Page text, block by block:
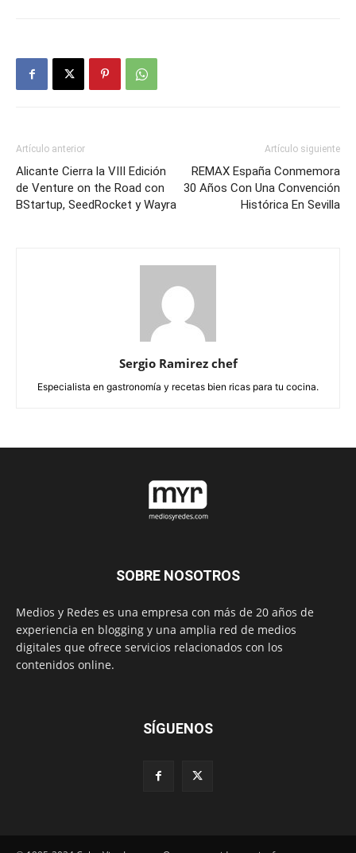
Artículo anterior
Alicante Cierra la VIII Edición
de Venture on the Road con
BStartup, SeedRocket y Wayra
Artículo siguiente
REMAX España Conmemora
30 Años Con Una Convención
Histórica En Sevilla
Sergio Ramirez chef
Especialista en gastronomía y recetas bien ricas para tu cocina.
SOBRE NOSOTROS
Medios y Redes es una empresa con más de 20 años de
experiencia en blogging y una amplia red de medios
digitales que ofrece servicios relacionados con los
contenidos online.
SÍGUENOS